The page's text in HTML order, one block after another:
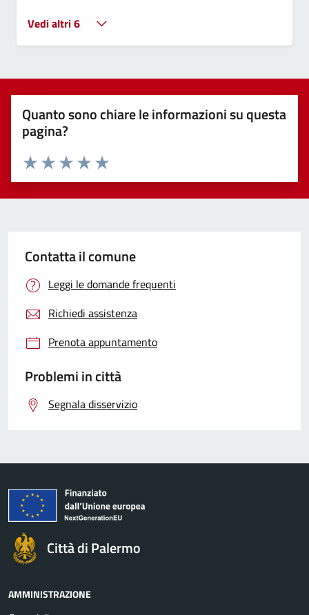
Vedi altri 6
Quanto sono chiare le informazioni su questa
pagina?
Valuta 5 stelle su 5
Valuta 4 stelle su 5
Valuta 3 stelle su 5
Valuta 2 stelle su 5
Valuta 1 stelle su 5
Contatta il comune
Leggi le domande frequenti
Richiedi assistenza
Prenota appuntamento
Problemi in città
Segnala disservizio
Città di Palermo
AMMINISTRAZIONE